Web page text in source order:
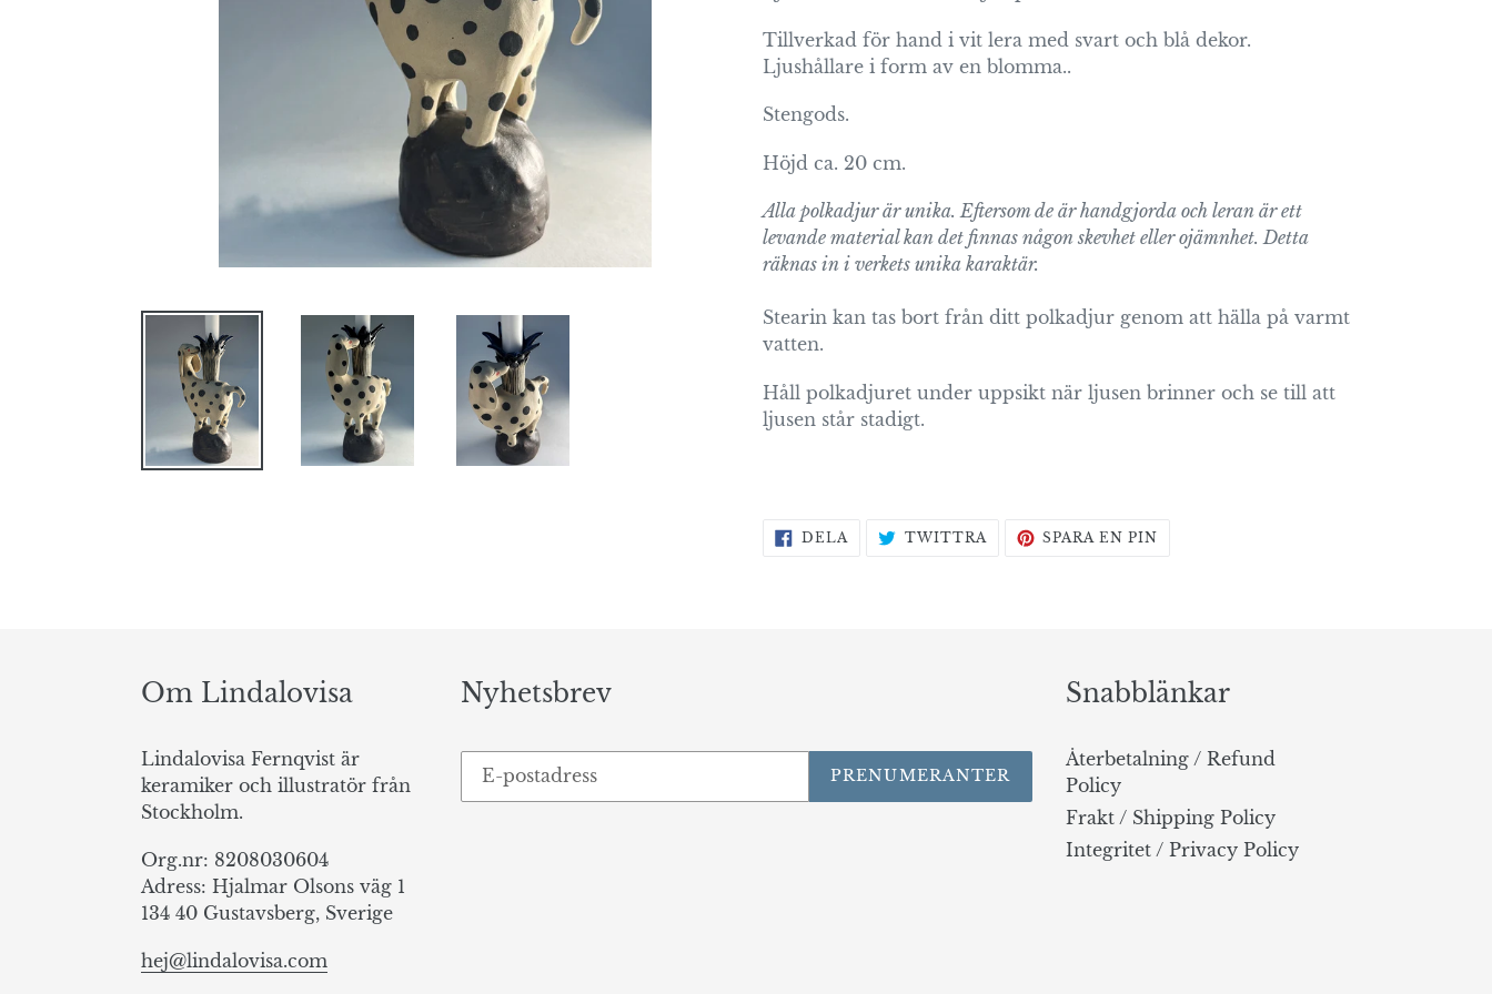
i
din
Tillverkad för hand i vit lera med svart och blå dekor.
Ljushållare i form av en blomma..
Stengods.
Höjd ca. 20 cm.
Alla polkadjur är unika. Eftersom de är handgjorda och leran är ett
levande material kan det finnas någon skevhet eller ojämnhet. Detta
räknas in i verkets unika karaktär.
Stearin kan tas bort från ditt polkadjur genom att hälla på varmt
vatten.
Håll polkadjuret under uppsikt när ljusen brinner och se till att
ljusen står stadigt.
DELA DELA
PÅ
TWITTRA TWITTRA
PÅ
SPARA EN PIN
Om Lindalovisa
Lindalovisa Fernqvist är
keramiker och illustratör från
Stockholm.
Org.nr: 8208030604
Adress: Hjalmar Olsons väg 1
134 40 Gustavsberg, Sverige
hej@lindalovisa.com
Nyhetsbrev
PRENUMERANTER
Snabblänkar
Återbetalning / Refund
Policy
Frakt / Shipping Policy
Integritet / Privacy Policy